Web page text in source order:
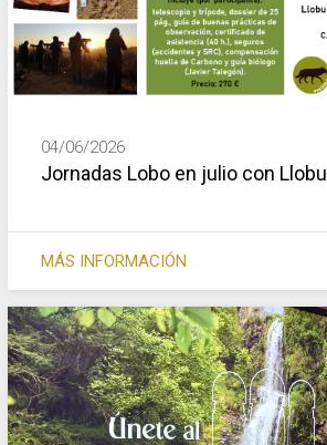
04/06/2026
Jornadas Lobo en julio con Llobu
MÁS INFORMACIÓN